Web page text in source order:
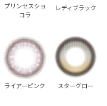
プリンセスショ
コラ
レディブラック
ライアーピンク スターグロー